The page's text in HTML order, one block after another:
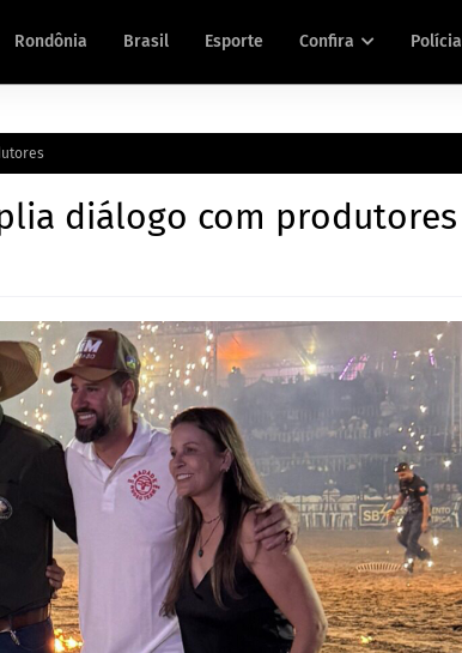
Rondônia Brasil Esporte Confira Polícia
diálogo com produtores